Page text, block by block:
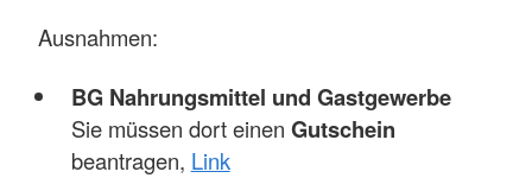
Ausnahmen:
BG Nahrungsmittel und Gastgewerbe
Sie müssen dort einen Gutschein
beantragen, Link